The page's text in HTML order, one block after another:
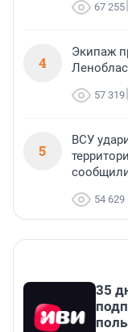
67 255
4
Экипаж
57 319
5
ВСУ
54 629
35